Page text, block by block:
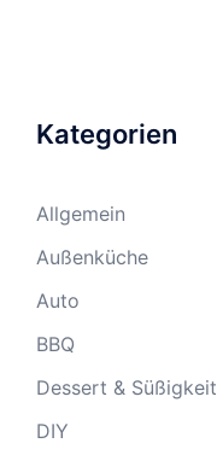
Kategorien
Allgemein
Außenküche
Auto
BBQ
Dessert & Süßigkeit
DIY